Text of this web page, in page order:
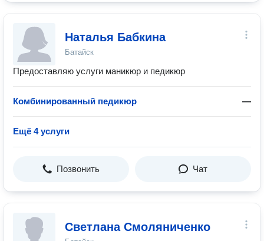
Наталья Бабкина
Батайск
Предоставляю услуги маникюр и педикюр
Комбинированный педикюр —
Ещё 4 услуги
Позвонить Чат
Светлана Смоляниченко